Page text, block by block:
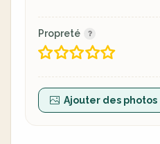
Propreté
Ajouter des photos